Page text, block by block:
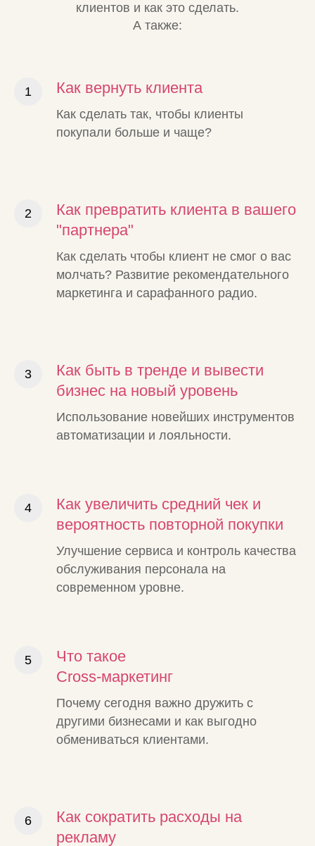
клиентов и как это сделать.
А также:
Как вернуть клиента
Как сделать так, чтобы клиенты
покупали больше и чаще?
Как превратить клиента в вашего
"партнера"
Как сделать чтобы клиент не смог о вас
молчать? Развитие рекомендательного
маркетинга и сарафанного радио.
Как быть в тренде и вывести
бизнес на новый уровень
Использование новейших инструментов
автоматизации и лояльности.
Как увеличить средний чек и
вероятность повторной покупки
Улучшение сервиса и контроль качества
обслуживания персонала на
современном уровне.
Что такое
Cross-маркетинг
Почему сегодня важно дружить с
другими бизнесами и как выгодно
обмениваться клиентами.
Как сократить расходы на
рекламу